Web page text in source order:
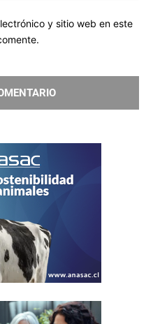
y sitio web en este